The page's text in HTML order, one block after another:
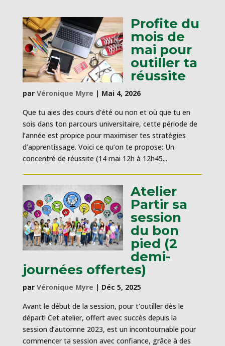
Profite du
mois de
mai pour
outiller ta
réussite
par Véronique Myre | Mai 4, 2026
Que tu aies des cours d’été ou non et où que tu en
sois dans ton parcours universitaire, cette période de
l’année est propice pour maximiser tes stratégies
d’apprentissage. Voici ce qu’on te propose: Un
concentré de réussite (14 mai 12h à 12h45...
Atelier
Partir sa
session
du bon
pied (2
demi-
journées offertes)
par Véronique Myre | Déc 5, 2025
Avant le début de la session, pour t’outiller dès le
départ! Cet atelier, offert avec succès depuis la
session d’automne 2023, est un incontournable pour
commencer ta session avec confiance, grâce à des